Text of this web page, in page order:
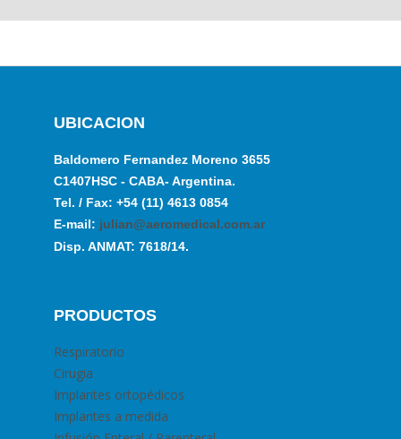
UBICACION
Baldomero Fernandez Moreno 3655
C1407HSC - CABA- Argentina.
Tel. / Fax: +54 (11) 4613 0854
E-mail: julian@aeromedical.com.ar
Disp. ANMAT: 7618/14.
PRODUCTOS
Respiratorio
Cirugia
Implantes ortopédicos
Implantes a medida